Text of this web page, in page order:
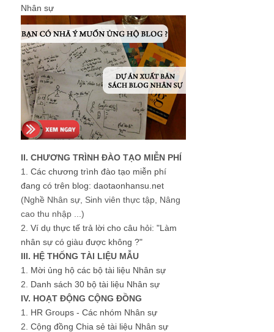
Nhân sự
II. CHƯƠNG TRÌNH ĐÀO TẠO MIỄN PHÍ
1. Các chương trình đào tạo miễn phí
đang có trên blog: daotaonhansu.net
(Nghề Nhân sự, Sinh viên thực tập, Nâng
cao thu nhập ...)
2. Ví dụ thực tế trả lời cho câu hỏi: "Làm
nhân sự có giàu được không ?"
III. HỆ THỐNG TÀI LIỆU MẪU
1. Mời ủng hộ các bộ tài liệu Nhân sự
2. Danh sách 30 bộ tài liệu Nhân sự
IV. HOẠT ĐỘNG CỘNG ĐỒNG
1. HR Groups - Các nhóm Nhân sự
2. Cộng đồng Chia sẻ tài liệu Nhân sự